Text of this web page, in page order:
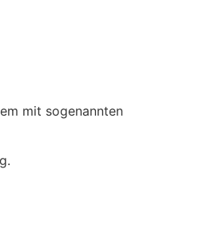
mit sogenannten